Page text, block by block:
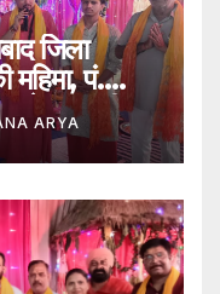
जिला
महिमा, पं.
केवल नदी
हैं”…
ARYA